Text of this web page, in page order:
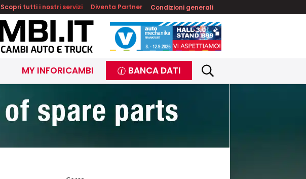
Scopri tutti i nostri servizi Diventa Partner Condizioni generali
MY INFORICAMBI BANCA DATI